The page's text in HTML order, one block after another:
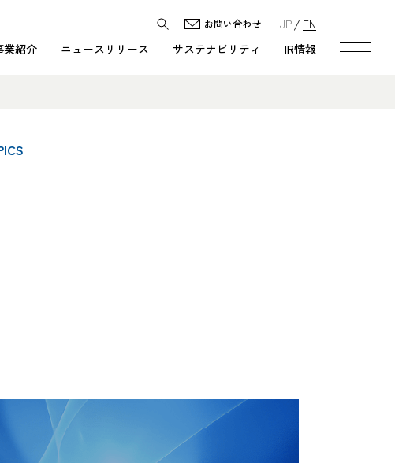
業紹介 ニュースリリース サステナビリティ IR情報
お問い合わせ JP EN